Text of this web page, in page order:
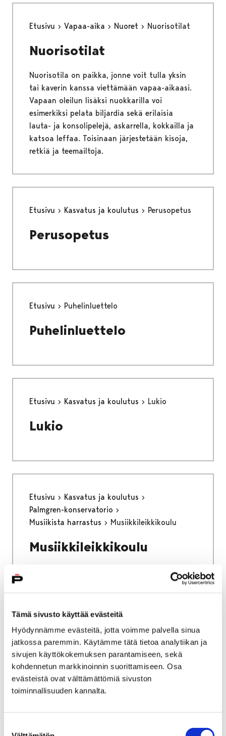
Tämä sivusto käyttää evästeitä
Hyödynnämme evästeitä, jotta voimme palvella sinua
jatkossa paremmin. Käytämme tätä tietoa analytiikan ja
sivujen käyttökokemuksen parantamiseen, sekä
kohdennetun markkinoinnin suorittamiseen. Osa
evästeistä ovat välttämättömiä sivuston
toiminnallisuuden kannalta.
Etusivu Vapaa-aika Nuoret Nuorisotilat
Nuorisotilat
Nuorisotila on paikka, jonne voit tulla yksin
tai kaverin kanssa viettämään vapaa-aikaasi.
Vapaan oleilun lisäksi nuokkarilla voi
esimerkiksi pelata biljardia sekä erilaisia
lauta- ja konsolipelejä, askarrella, kokkailla ja
katsoa leffaa. Toisinaan järjestetään kisoja,
retkiä ja teemailtoja.
Etusivu Kasvatus ja koulutus Perusopetus
Perusopetus
Etusivu Puhelinluettelo
Puhelinluettelo
Etusivu Kasvatus ja koulutus Lukio
Lukio
Etusivu
Kasvatus ja koulutus
Palmgren-konservatorio
Musiikista harrastus
Musiikkileikkikoulu
Musiikkileikkikoulu
Etusivu
Kasvatus ja koulutus
Opiskelijan Pori
Uramahdollisuudet
Uramahdollisuudet
Pori on periksiantamaton, itsepäinen, mutta
aina uudelleen luovasta hulluudesta ja